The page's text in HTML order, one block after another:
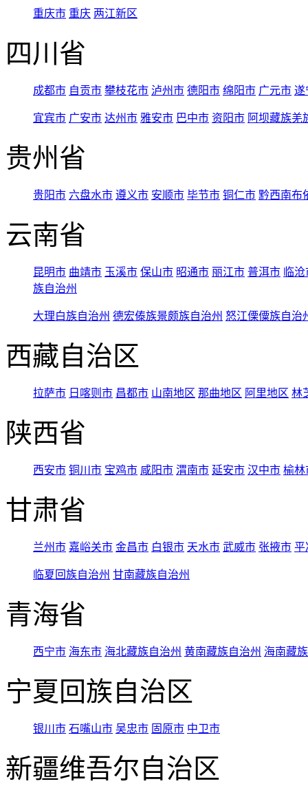
重庆市 重庆 两江新区
四川省
成都市 自贡市 攀枝花市 泸州市 德阳市 绵阳市 广元市 遂
宜宾市 广安市 达州市 雅安市 巴中市 资阳市 阿坝藏族羌
贵州省
贵阳市 六盘水市 遵义市 安顺市 毕节市 铜仁市 黔西南布
云南省
昆明市 曲靖市 玉溪市 保山市 昭通市 丽江市 普洱市 临
族自治州
大理白族自治州 德宏傣族景颇族自治州 怒江傈僳族自治
西藏自治区
拉萨市 日喀则市 昌都市 山南地区 那曲地区 阿里地区 林
陕西省
西安市 铜川市 宝鸡市 咸阳市 渭南市 延安市 汉中市 榆林
甘肃省
兰州市 嘉峪关市 金昌市 白银市 天水市 武威市 张掖市 平
临夏回族自治州 甘南藏族自治州
青海省
西宁市 海东市 海北藏族自治州 黄南藏族自治州 海南藏
宁夏回族自治区
银川市 石嘴山市 吴忠市 固原市 中卫市
新疆维吾尔自治区